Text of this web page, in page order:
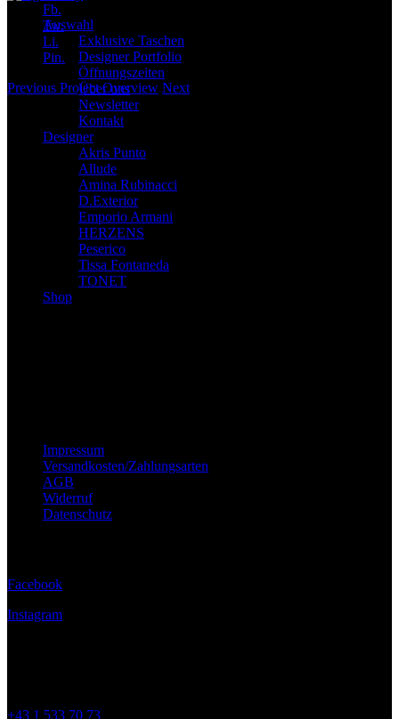
Auswahl
Exklusive Taschen
Designer Portfolio
Öffnungszeiten
Über uns
Newsletter
Kontakt
Designer
Akris Punto
Allude
Amina Rubinacci
D.Exterior
Emporio Armani
HERZENS
Peserico
Tissa Fontaneda
TONET
Shop
Fb.
Tw.
Li.
Pin.
Previous Project Overview Next
Impressum
Versandkosten/Zahlungsarten
AGB
Widerruf
Datenschutz
Facebook
Instagram
+43 1 533 70 73